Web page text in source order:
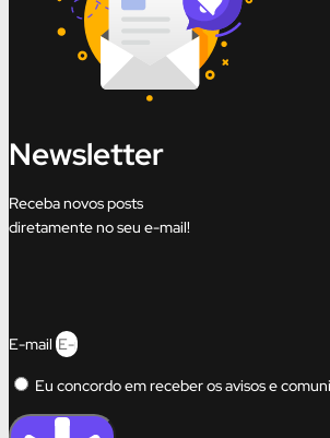
Newsletter
Receba novos posts
diretamente no seu e-mail!
E-mail
Eu concordo em receber os avisos e